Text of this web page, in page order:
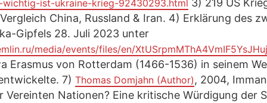
wichtig-ist-ukraine-krieg-92430293.html
China, Russland & Iran. 4) Erklärung des
Gipfels 28. Juli 2023 unter
media/events/files/en/
Erasmus von Rotterdam (1466-1536) in seinem
7) Thomas Domjahn (Author) , 2004,
Vereinten Nationen? Eine kritische Würdigung der